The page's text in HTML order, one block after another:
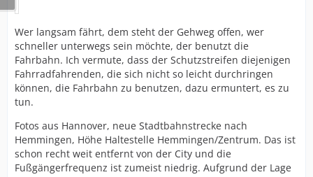
Wer langsam fährt, dem steht der Gehweg offen, wer
schneller unterwegs sein möchte, der benutzt die
Fahrbahn. Ich vermute, dass der Schutzstreifen diejenigen
Fahrradfahrenden, die sich nicht so leicht durchringen
können, die Fahrbahn zu benutzen, dazu ermuntert, es zu
tun.
Fotos aus Hannover, neue Stadtbahnstrecke nach
Hemmingen, Höhe Haltestelle Hemmingen/Zentrum. Das ist
schon recht weit entfernt von der City und die
Fußgängerfrequenz ist zumeist niedrig. Aufgrund der Lage